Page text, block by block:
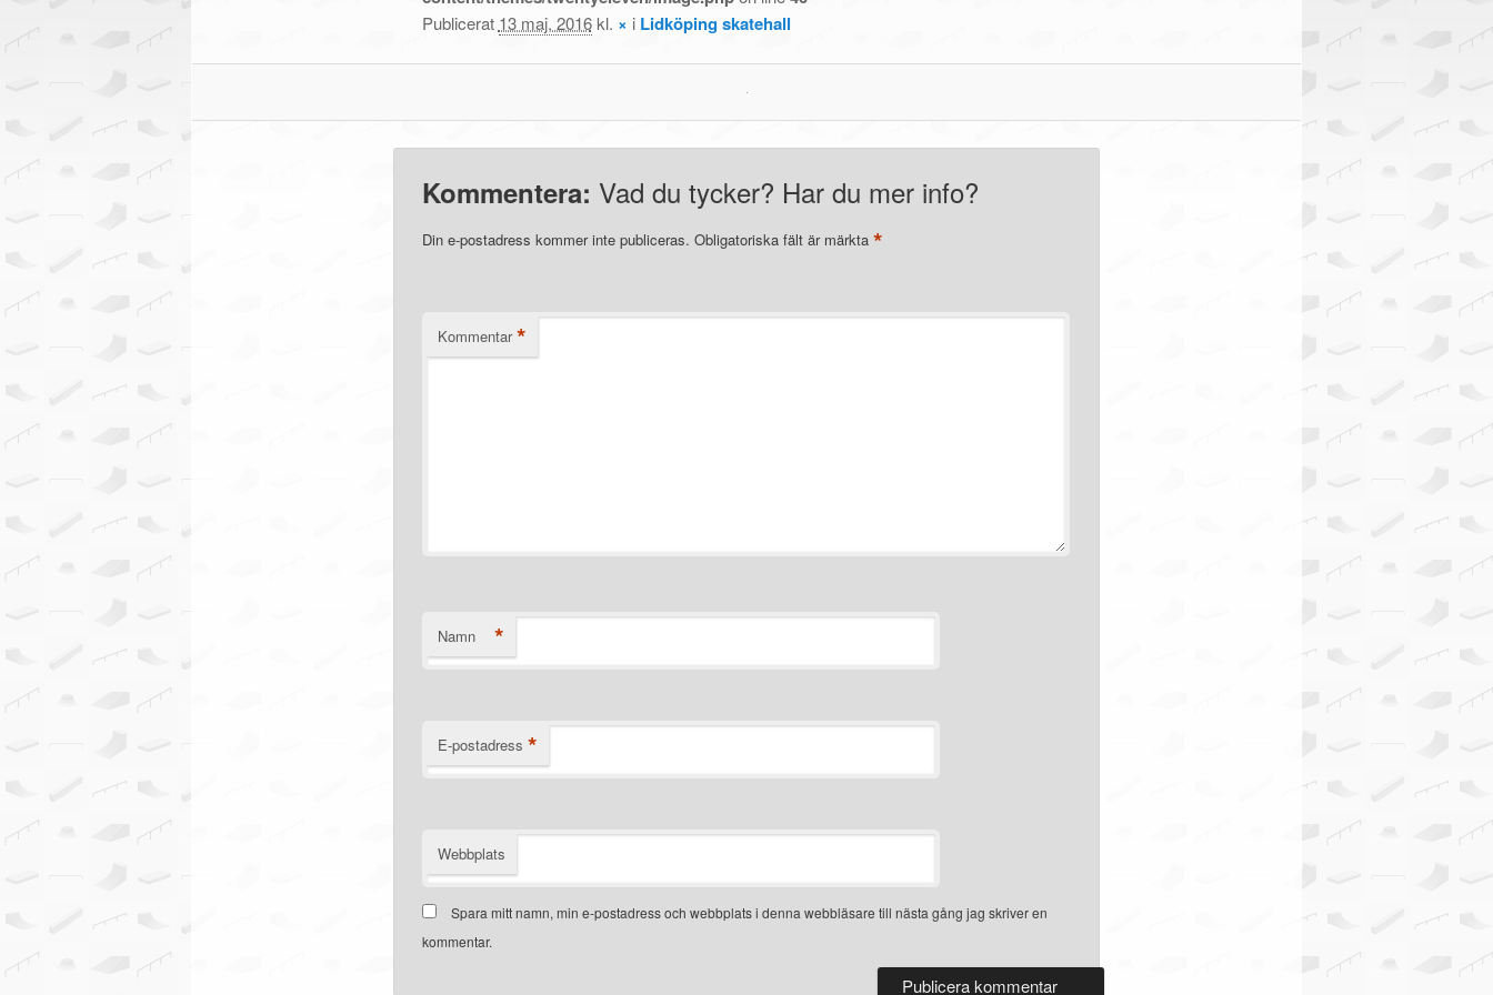
Publicerat 13 maj, 2016kl. × i Lidköping skatehall
Kommentera: Vad du tycker? Har du mer info?
Din e-postadress kommer inte publiceras. Obligatoriska fält är märkta *
Kommentar *
Namn *
E-postadress *
Webbplats
Spara mitt namn, min e-postadress och webbplats i denna webbläsare till nästa gång jag skriver en
kommentar.